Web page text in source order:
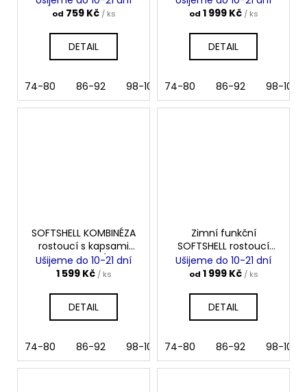
od 759 Kč / ks
DETAIL
74-80 86-92 98-104 110 116 122 128
beránkem KYTIČKY
od 1 999 Kč / ks
DETAIL
74-80 86-92 98-104
SOFTSHELL KOMBINÉZA
rostoucí s kapsami
MALINOVÁ
Ušijeme do 10-21 dní
1 599 Kč / ks
DETAIL
74-80 86-92 98-104 110-116 122-128 134-
Zimní funkční
SOFTSHELL rostoucí
kombinéza s
beránkem BLACK
Ušijeme do 10-21 dní
od 1 999 Kč / ks
DETAIL
74-80 86-92 98-104